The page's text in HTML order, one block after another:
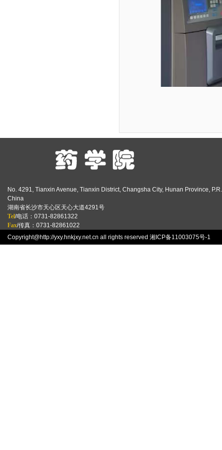
No. 4291, Tianxin Avenue, Tianxin District, Changsha City, Hunan Province, P.R.
China
湖南省长沙市天心区天心大道4291号
Tel/电话：0731-82861322
Fax/传真：0731-82861022
Copyright@http://yxy.hnkjxy.net.cn all rights reserved 湘ICP备11003075号-1